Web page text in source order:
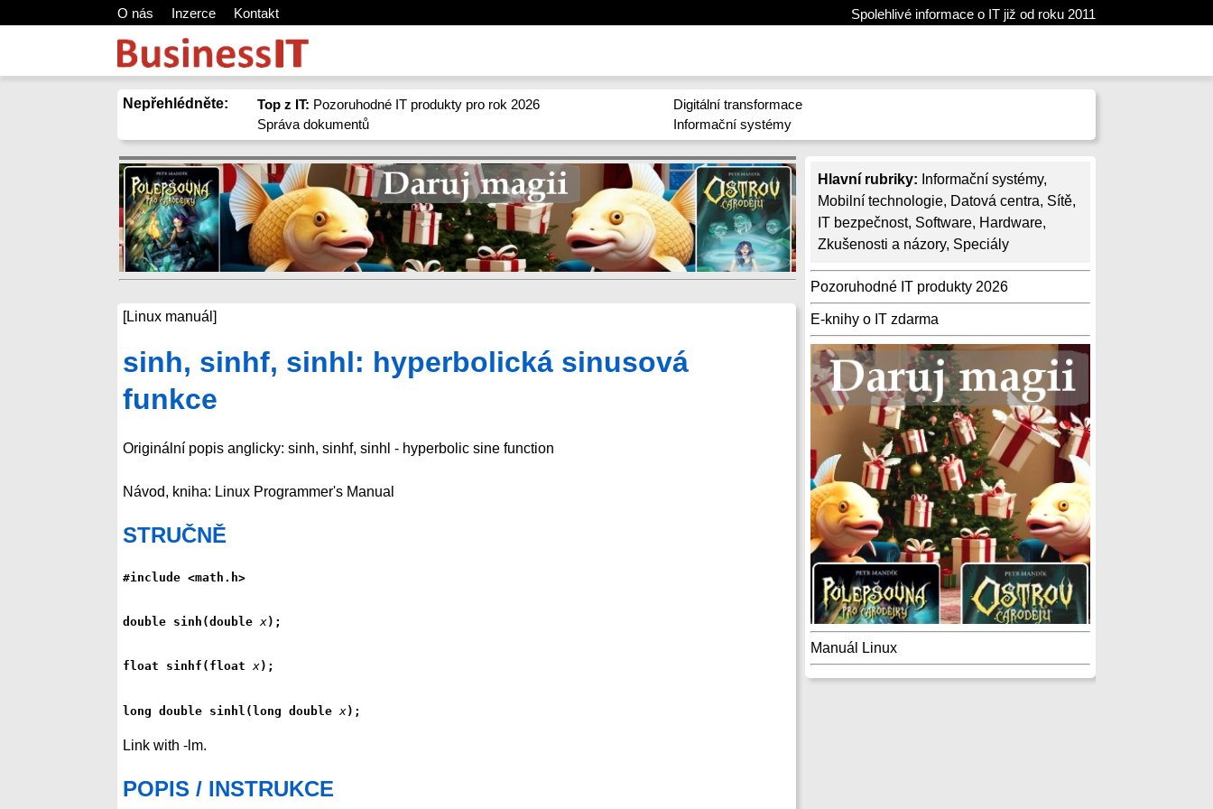
O nás Inzerce Kontakt Spolehlivé informace o IT již od roku 2011
Nepřehlédněte: Top z IT: Pozoruhodné IT produkty pro rok 2026
Správa dokumentů
Digitální transformace
Informační systémy
Hlavní rubriky: Informační systémy,
Mobilní technologie, Datová centra, Sítě,
IT bezpečnost, Software, Hardware,
Zkušenosti a názory, Speciály
Pozoruhodné IT produkty 2026
E-knihy o IT zdarma
Manuál Linux
[Linux manuál]
sinh, sinhf, sinhl: hyperbolická sinusová
funkce
Originální popis anglicky: sinh, sinhf, sinhl - hyperbolic sine function
Návod, kniha: Linux Programmer's Manual
STRUČNĚ
#include <math.h>
double sinh(double x);
float sinhf(float x);
long double sinhl(long double x);
Link with -lm.
POPIS / INSTRUKCE